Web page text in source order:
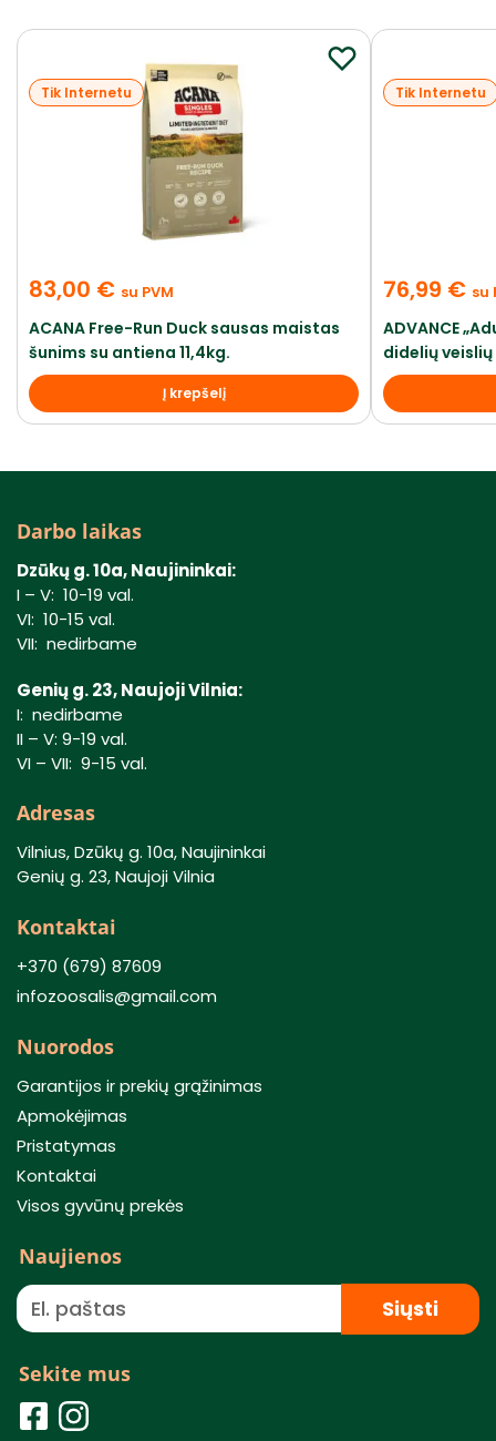
83,00 € su PVM
Tik Internetu
ACANA Free-Run Duck sausas maistas
šunims su antiena 11,4kg.
Į krepšelį
76,99 € su
Tik Internetu
ADVANCE
didelių veislių
Darbo laikas
Dzūkų g. 10a, Naujininkai:
I – V: 10-19 val.
VI: 10-15 val.
VII: nedirbame
Genių g. 23, Naujoji Vilnia:
I: nedirbame
II – V: 9-19 val.
VI – VII: 9-15 val.
Adresas
Vilnius, Dzūkų g. 10a, Naujininkai
Genių g. 23, Naujoji Vilnia
Kontaktai
+370 (679) 87609
infozoosalis@gmail.com
Nuorodos
Garantijos ir prekių grąžinimas
Apmokėjimas
Pristatymas
Kontaktai
Visos gyvūnų prekės
Naujienos
Siųsti
Sekite mus